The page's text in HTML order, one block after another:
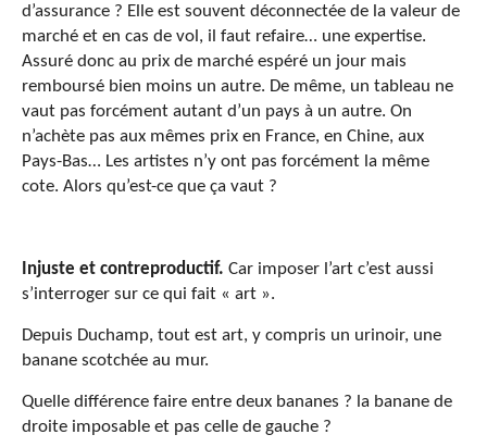
d’assurance ? Elle est souvent déconnectée de la valeur de
marché et en cas de vol, il faut refaire… une expertise.
Assuré donc au prix de marché espéré un jour mais
remboursé bien moins un autre. De même, un tableau ne
vaut pas forcément autant d’un pays à un autre. On
n’achète pas aux mêmes prix en France, en Chine, aux
Pays-Bas… Les artistes n’y ont pas forcément la même
cote. Alors qu’est-ce que ça vaut ?
Injuste et contreproductif. Car imposer l’art c’est aussi
s’interroger sur ce qui fait « art ».
Depuis Duchamp, tout est art, y compris un urinoir, une
banane scotchée au mur.
Quelle différence faire entre deux bananes ? la banane de
droite imposable et pas celle de gauche ?